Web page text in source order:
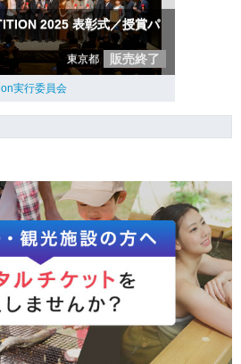
2025 表彰式／授賞パ
東京都 販売終了
実行委員会